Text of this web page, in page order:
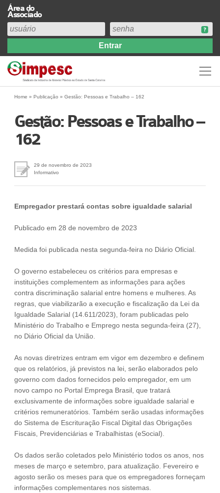
Área do
Associado
Institucional
Perfil
Diretoria
Abrangência
Contribuição Sindical 2026
Prestação de Contas
Central de Comunicação
Fale Conosco
NOSSAS ASSOCIADAS
VAGAS
Home » Publicação » Gestão: Pessoas e Trabalho – 162
Gestão: Pessoas e Trabalho –
162
29 de novembro de 2023
Informativo
Empregador prestará contas sobre igualdade salarial
Publicado em 28 de novembro de 2023
Medida foi publicada nesta segunda-feira no Diário Oficial.
O governo estabeleceu os critérios para empresas e
instituições complementem as informações para ações
contra discriminação salarial entre homens e mulheres. As
regras, que viabilizarão a execução e fiscalização da Lei da
Igualdade Salarial (14.611/2023), foram publicadas pelo
Ministério do Trabalho e Emprego nesta segunda-feira (27),
no Diário Oficial da União.
As novas diretrizes entram em vigor em dezembro e definem
que os relatórios, já previstos na lei, serão elaborados pelo
governo com dados fornecidos pelo empregador, em um
novo campo no Portal Emprega Brasil, que tratará
exclusivamente de informações sobre igualdade salarial e
critérios remuneratórios. Também serão usadas informações
do Sistema de Escrituração Fiscal Digital das Obrigações
Fiscais, Previdenciárias e Trabalhistas (eSocial).
Os dados serão coletados pelo Ministério todos os anos, nos
meses de março e setembro, para atualização. Fevereiro e
agosto serão os meses para que os empregadores forneçam
informações complementares nos sistemas.